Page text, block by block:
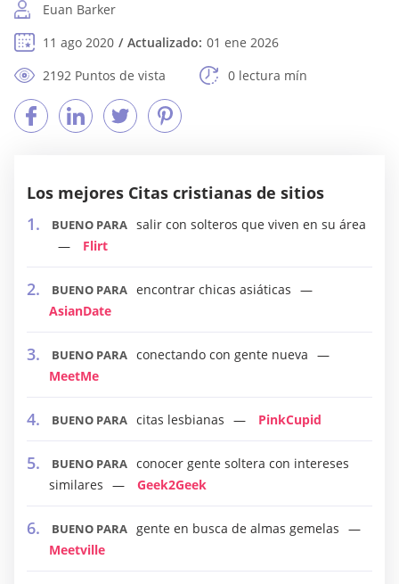
Euan Barker
11 ago 2020
Actualizado: 01 ene 2026
2192 Puntos de vista
0 lectura mín
Los mejores Citas cristianas de sitios
BUENO PARA salir con solteros que viven en su área
Flirt
BUENO PARA encontrar chicas asiáticas
AsianDate
BUENO PARA conectando con gente nueva
MeetMe
BUENO PARA citas lesbianas PinkCupid
BUENO PARA conocer gente soltera con intereses
similares
Geek2Geek
BUENO PARA gente en busca de almas gemelas
Meetville